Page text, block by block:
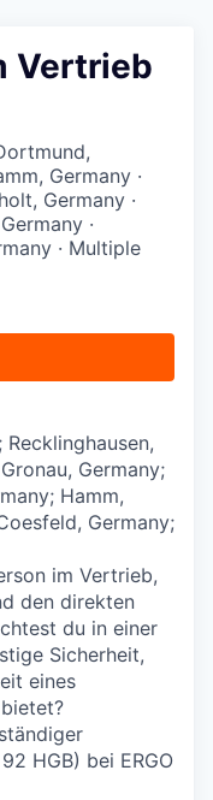
Vertrieb
Germany ·
Germany ·
·
· Multiple
Recklinghausen,
Germany;
Hamm,
Germany;
im Vertrieb,
den direkten
du in einer
Sicherheit,
eines
HGB) bei ERGO